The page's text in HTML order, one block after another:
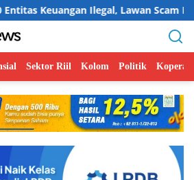
Ilegal, Lawan Scam Digital
Sektor Riil Kolom Politik Koperasi